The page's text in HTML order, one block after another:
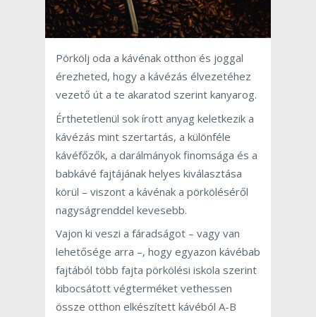
Pörkölj oda a kávénak otthon és joggal
érezheted, hogy a kávézás élvezetéhez
vezető út a te akaratod szerint kanyarog.
Érthetetlenül sok írott anyag keletkezik a
kávézás mint szertartás, a különféle
kávéfőzők, a darálmányok finomsága és a
babkávé fajtájának helyes kiválasztása
körül – viszont a kávénak a pörköléséről
nagyságrenddel kevesebb.
Vajon ki veszi a fáradságot – vagy van
lehetősége arra –, hogy egyazon kávébab
fajtából több fajta pörkölési iskola szerint
kibocsátott végterméket vethessen
össze otthon elkészített kávéból A-B